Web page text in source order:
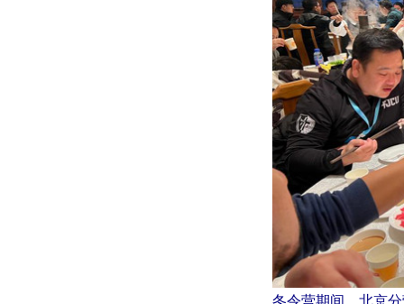
冬令营期间，北京